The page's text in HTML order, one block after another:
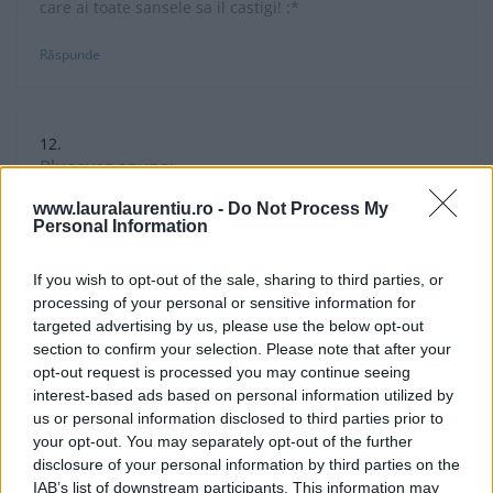
www.lauralaurentiu.ro - Do Not Process My
Personal Information
If you wish to opt-out of the sale, sharing to third parties, or
processing of your personal or sensitive information for
targeted advertising by us, please use the below opt-out
section to confirm your selection. Please note that after your
opt-out request is processed you may continue seeing
interest-based ads based on personal information utilized by
us or personal information disclosed to third parties prior to
your opt-out. You may separately opt-out of the further
disclosure of your personal information by third parties on the
IAB’s list of downstream participants. This information may
care ai toate sansele sa il castigi! :*
Răspunde
Blueeyesspune:
8 aprilie, 2009 la 08:15
Laura ,felicitari pt premiu….care de altfe este foarte
Răspunde
laura laurentiuspune:
8 aprilie, 2009 la 07:45
Diamond -(mai, fata de tine sunt chiar partinitoare, asa